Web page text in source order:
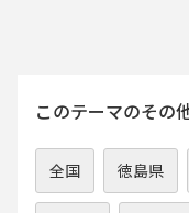
このテーマのその
全国 徳島県